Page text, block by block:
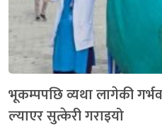
भूकम्पपछि व्यथा लागेकी
ल्‍याएर सुत्केरी गराइयो